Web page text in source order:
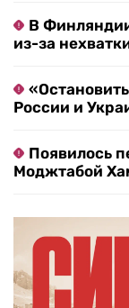
В
из-за
России и
Появилось
Моджтабой